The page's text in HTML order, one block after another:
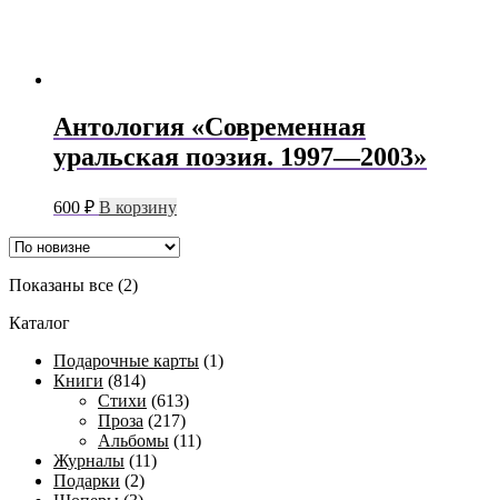
Антология «Современная
уральская поэзия. 1997—2003»
600 ₽ В корзину
Показаны все (2)Сортировка:
Каталог
Подарочные карты (1)
Книги (814)
Стихи (613)
Проза (217)
Альбомы (11)
Журналы (11)
Подарки (2)